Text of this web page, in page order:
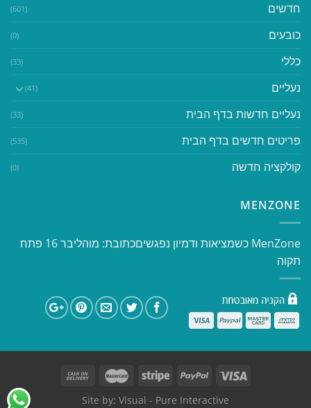
חדשים (601)
כובעים (0)
כללי (33)
נעליים (41)
נעליים חדשות בדף הבית (33)
פריטים חדשים בדף הבית (535)
קולקציה חדשה (0)
MENZONE
​​MenZone כשמציאות ודמיון נפגשים​ כתובת: מוהליבר 16 פתח
תקוה
Site by: Visual - Pure Interactive